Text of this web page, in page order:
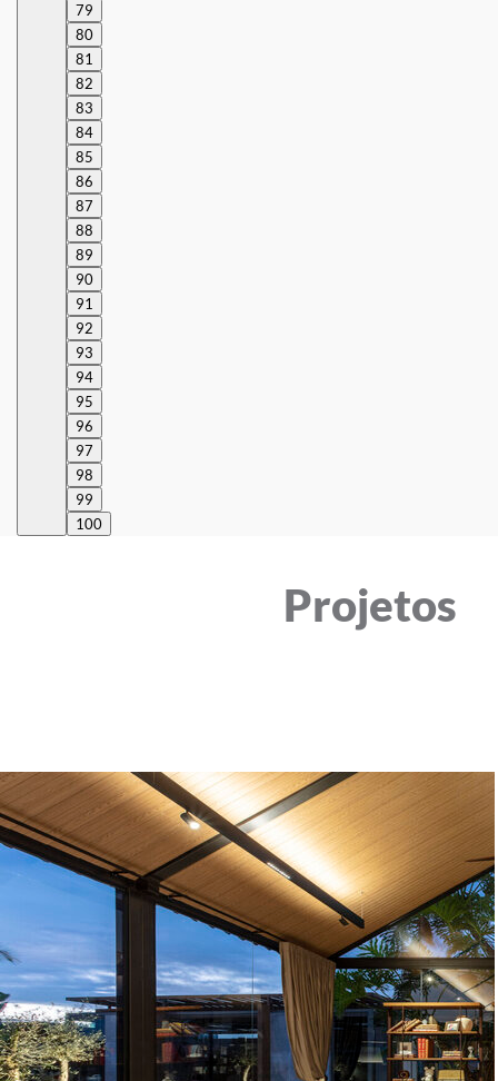
79
80
81
82
83
84
85
86
87
88
89
90
91
92
93
94
95
96
97
98
99
100
Projetos